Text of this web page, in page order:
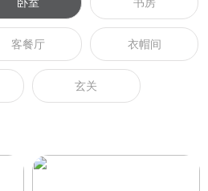
客餐厅 衣帽间
玄关